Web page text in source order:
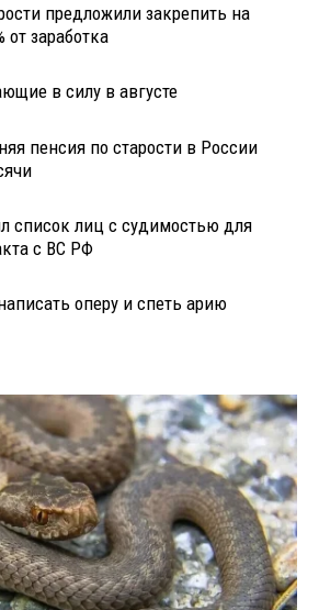
предложили закрепить на
от заработка
в силу в августе
пенсия по старости в России
список лиц с судимостью для
с ВС РФ
оперу и спеть арию